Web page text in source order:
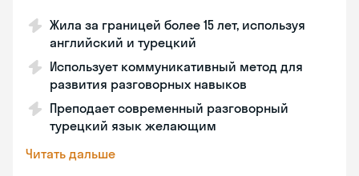
Жила за границей более 15 лет, используя
английский и турецкий
Использует коммуникативный метод для
развития разговорных навыков
Преподает современный разговорный
турецкий язык желающим
Читать дальше